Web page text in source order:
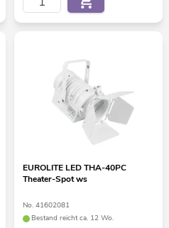
EUROLITE LED THA-40PC
Theater-Spot ws
No. 41602081
Bestand reicht ca. 12 Wo.